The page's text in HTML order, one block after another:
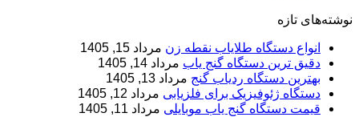
نوشته‌های تازه
انواع دستگاه طلایاب نقطه زن مرداد 15, 1405
دقیق ترین دستگاه گنج یاب مرداد 14, 1405
بهترین دستگاه ردیاب گنج مرداد 13, 1405
دستگاه ژئوفیزیک برای فلزیابی مرداد 12, 1405
قیمت دستگاه گنج یاب موبایلی مرداد 11, 1405